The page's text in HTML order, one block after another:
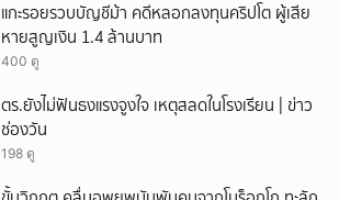
แกะรอยรวบบัญชีม้า คดีหลอกลงทุนคริปโต ผู้เสีย
หายสูญเงิน 1.4 ล้านบาท
400 ดู
ตร.ยังไม่ฟันธงแรงจูงใจ เหตุสลดในโรงเรียน | ข่าว
ช่องวัน
198 ดู